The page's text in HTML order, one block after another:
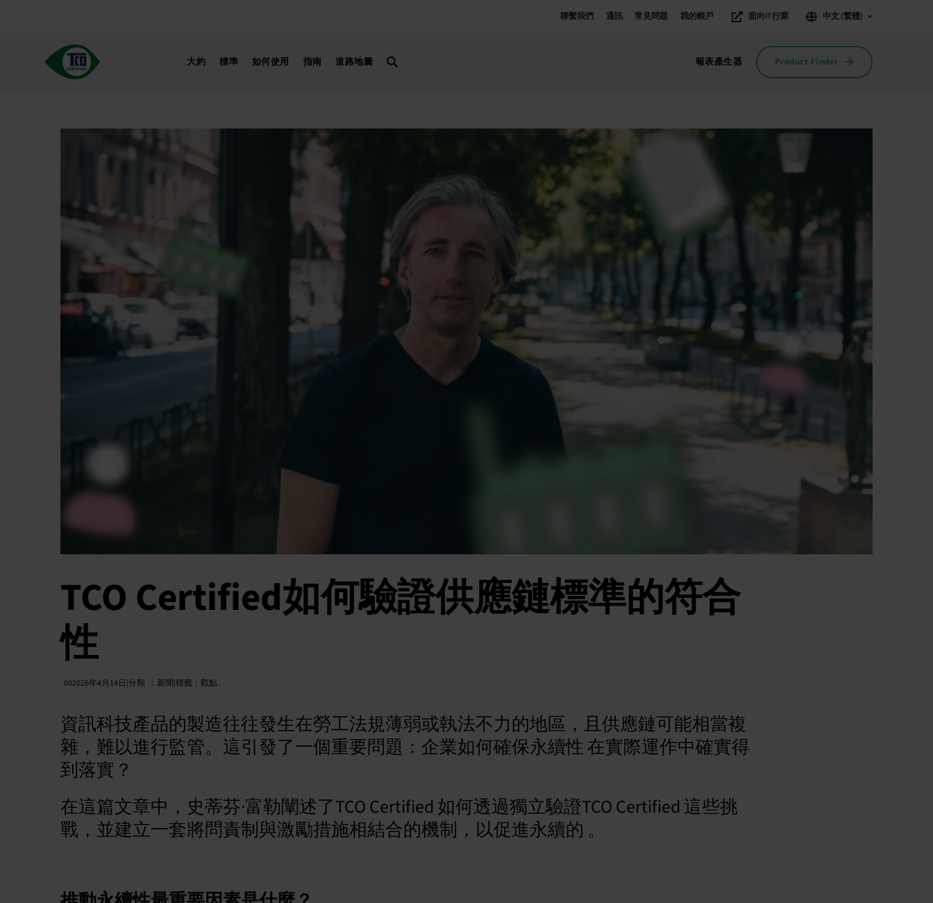
聯繫我們 通訊 常見問題 我的帳戶 面向IT行業 中文 (繁體)
大約 標準 如何使用 指南 道路地圖 報表產生器 Product Finder
TCO Certified如何驗證供應鏈標準的符合
性
002026年4月14日|分類 ： 新聞|標籤： 觀點、
資訊科技產品的製造往往發生在勞工法規薄弱或執法不力的地區，且供應鏈可能相當複
雜，難以進行監管。這引發了一個重要問題：企業如何確保永續性 在實際運作中確實得
到落實？
在這篇文章中，史蒂芬·富勒闡述了TCO Certified 如何透過獨立驗證TCO Certified 這些挑
戰，並建立一套將問責制與激勵措施相結合的機制，以促進永續的 。